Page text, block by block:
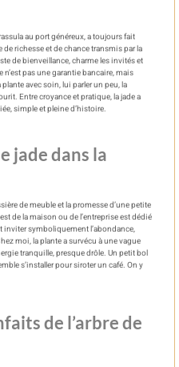
au port généreux, a toujours fait
de richesse et de chance transmis par la
de bienveillance, charme les invités et
n’est pas une garantie bancaire, mais
avec soin, lui parler un peu, la
Entre croyance et pratique, la jade a
simple et pleine d’histoire.
jade dans la
de meuble et la promesse d’une petite
de la maison ou de l’entreprise est dédié
inviter symboliquement l’abondance,
moi, la plante a survécu à une vague
tranquille, presque drôle. Un petit bol
s’installer pour siroter un café. On y
de l’arbre de